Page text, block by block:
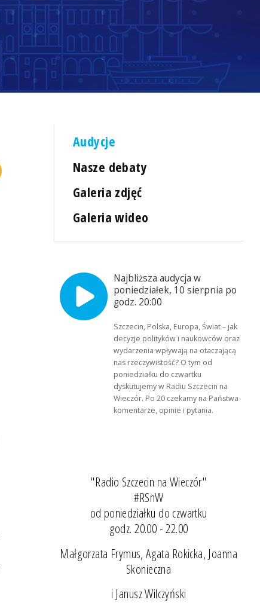
Audycje
Nasze debaty
Galeria zdjęć
Galeria wideo
Najbliższa audycja w
poniedziałek, 10 sierpnia po
godz. 20:00
Szczecin, Polska, Europa, Świat – jak
decyzje polityków i naukowców oraz
wydarzenia wpływają na otaczającą
nas rzeczywistość? O tym od
poniedziałku do czwartku
dyskutujemy w Radiu Szczecin na
Wieczór. Po 20 czekamy na Państwa
komentarze, opinie i pytania.
"Radio Szczecin na Wieczór"
#RSnW
od poniedziałku do czwartku
godz. 20.00 - 22.00
Małgorzata Frymus, Agata Rokicka, Joanna
Skonieczna
i Janusz Wilczyński